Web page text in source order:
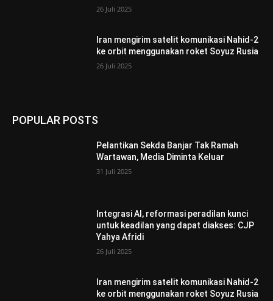
26 Juli 2025
Iran mengirim satelit komunikasi Nahid-2
ke orbit menggunakan roket Soyuz Rusia
26 Juli 2025
POPULAR POSTS
Pelantikan Sekda Banjar Tak Ramah
Wartawan, Media Diminta Keluar
31 Juli 2025
Integrasi AI, reformasi peradilan kunci
untuk keadilan yang dapat diakses: CJP
Yahya Afridi
26 Juli 2025
Iran mengirim satelit komunikasi Nahid-2
ke orbit menggunakan roket Soyuz Rusia